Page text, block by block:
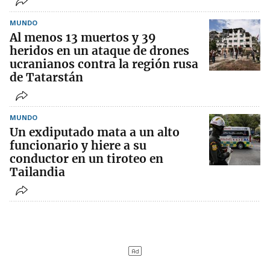
MUNDO
Al menos 13 muertos y 39
heridos en un ataque de drones
ucranianos contra la región rusa
de Tatarstán
MUNDO
Un exdiputado mata a un alto
funcionario y hiere a su
conductor en un tiroteo en
Tailandia